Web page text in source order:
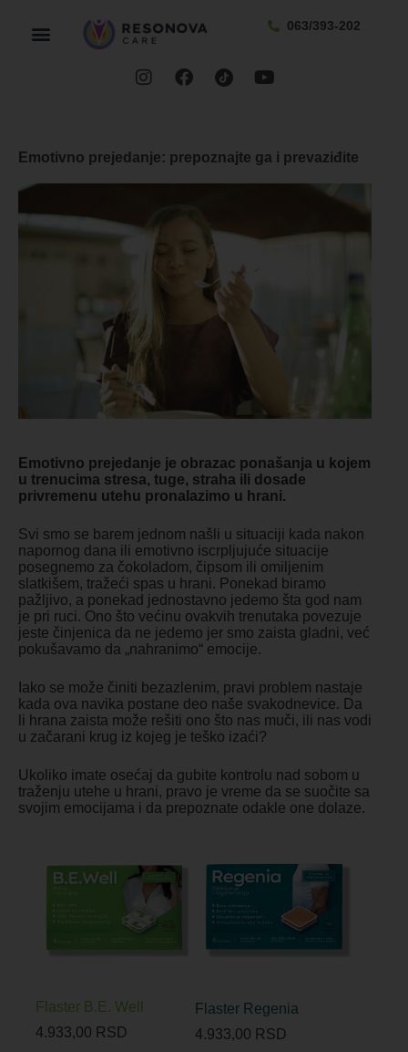
063/393-202
Emotivno prejedanje: prepoznajte ga i prevaziđite
Emotivno prejedanje je obrazac ponašanja u kojem
u trenucima stresa, tuge, straha ili dosade
privremenu utehu pronalazimo u hrani.
Svi smo se barem jednom našli u situaciji kada nakon
napornog dana ili emotivno iscrpljujuće situacije
posegnemo za čokoladom, čipsom ili omiljenim
slatkišem, tražeći spas u hrani. Ponekad biramo
pažljivo, a ponekad jednostavno jedemo šta god nam
je pri ruci. Ono što većinu ovakvih trenutaka povezuje
jeste činjenica da ne jedemo jer smo zaista gladni, već
pokušavamo da „nahranimo“ emocije.
Iako se može činiti bezazlenim, pravi problem nastaje
kada ova navika postane deo naše svakodnevice. Da
li hrana zaista može rešiti ono što nas muči, ili nas vodi
u začarani krug iz kojeg je teško izaći?
Ukoliko imate osećaj da gubite kontrolu nad sobom u
traženju utehe u hrani, pravo je vreme da se suočite sa
svojim emocijama i da prepoznate odakle one dolaze.
Flaster B.E. Well
4.933,00 RSD
Flaster Regenia
4.933,00 RSD